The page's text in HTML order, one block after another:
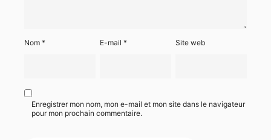
Nom * E-mail* Site web
Enregistrer mon nom, mon e-mail et mon site dans le navigateur
pour mon prochain commentaire.